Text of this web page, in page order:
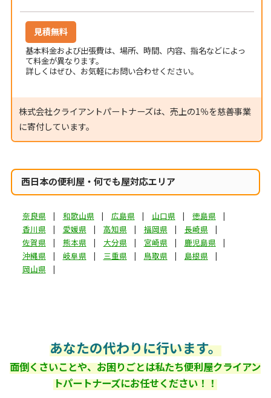
見積無料
基本料金および出張費は、場所、時間、内容、指名などによっ
て料金が異なります。
詳しくはぜひ、お気軽にお問い合わせください。
株式会社クライアントパートナーズは、売上の1％を慈善事業
に寄付しています。
西日本の便利屋・何でも屋対応エリア
奈良県 和歌山県 広島県 山口県
徳島県
香川県
愛媛県 高知県 福岡県
長崎県
佐賀県
熊本県 大分県 宮崎県
鹿児島県
沖縄県
岐阜県 三重県 鳥取県
島根県
岡山県
あなたの代わりに行います。
面倒くさいことや、お困りごとは私たち便利屋クライアン
トパートナーズにお任せください！！